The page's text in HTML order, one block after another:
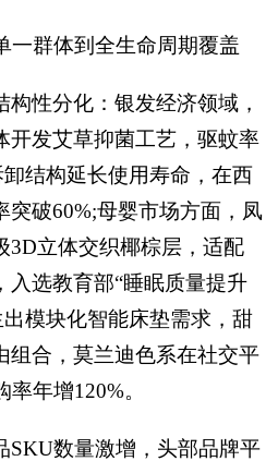
一群体到全生命周期覆盖
性分化：银发经济领域，
开发艾草抑菌工艺，驱蚊率
结构延长使用寿命，在西
突破60%;母婴市场方面，凤
3D立体交织椰棕层，适配
入选教育部“睡眠质量提升
模块化智能床垫需求，甜
组合，莫兰迪色系在社交平
年增120%。
SKU数量激增，头部品牌平